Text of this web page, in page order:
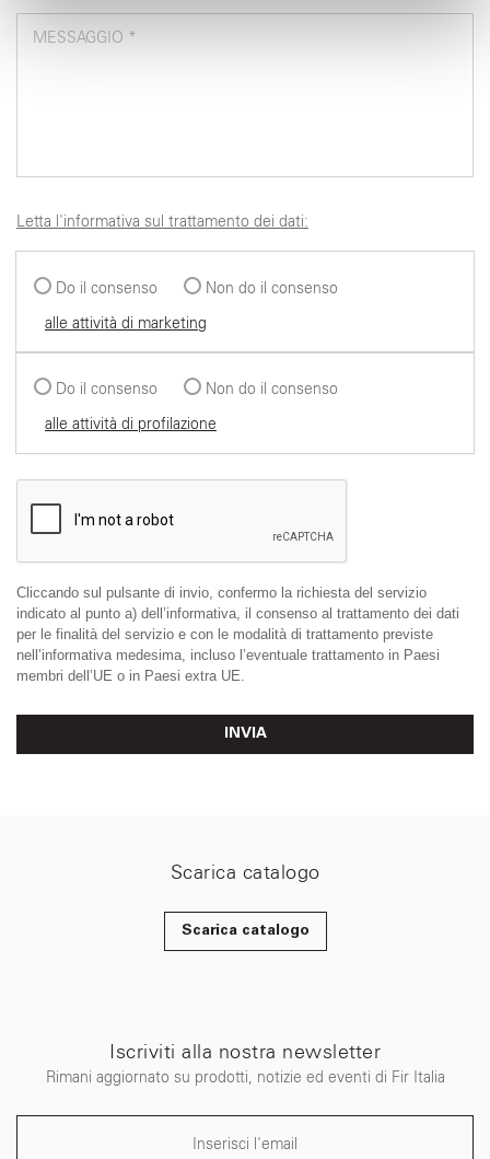
MESSAGGIO *
Letta l'informativa sul trattamento dei dati:
Do il consenso
Non do il consenso
alle attività di marketing
Do il consenso
Non do il consenso
alle attività di profilazione
Cliccando sul pulsante di invio, confermo la richiesta del servizio
indicato al punto a) dell’informativa, il consenso al trattamento dei dati
per le finalità del servizio e con le modalità di trattamento previste
nell’informativa medesima, incluso l’eventuale trattamento in Paesi
membri dell’UE o in Paesi extra UE.
INVIA
Scarica catalogo
Scarica catalogo
Iscriviti alla nostra newsletter
Rimani aggiornato su prodotti, notizie ed eventi di Fir Italia